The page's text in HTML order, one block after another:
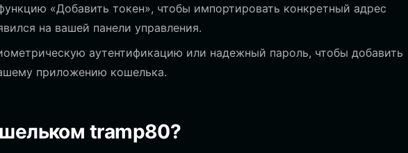
«Добавить токен», чтобы импортировать конкретный адрес
на вашей панели управления.
аутентификацию или надежный пароль, чтобы добавить
приложению кошелька.
tramp80?